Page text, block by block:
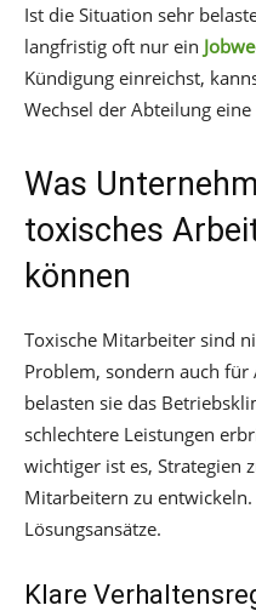
Ist die Situation sehr
langfristig oft nur ein
Kündigung einreichst,
Wechsel der Abteilung
Was
toxisches
können
Toxische Mitarbeiter sind
Problem, sondern auch
belasten sie das
schlechtere Leistungen
wichtiger ist es, Strategien
Mitarbeitern zu
Lösungsansätze.
Klare